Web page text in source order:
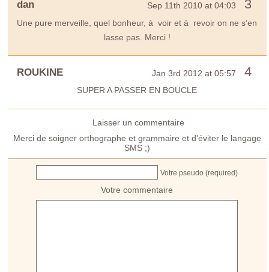
dan Sep 11th 2010 at 04:03 3
Une pure merveille, quel bonheur, à voir et à revoir on ne s’en
lasse pas. Merci !
ROUKINE Jan 3rd 2012 at 05:57 4
SUPER A PASSER EN BOUCLE
Laisser un commentaire
Merci de soigner orthographe et grammaire et d'éviter le langage
SMS ;)
Votre pseudo (required)
Votre commentaire